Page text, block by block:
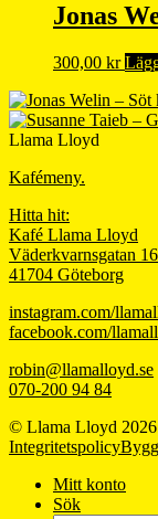
Jonas
300,00 kr
Llama Lloyd
Kafémeny.
Hitta hit:
Kafé Llama Lloyd
Väderkvarnsgatan
41704 Göteborg
instagram.com/
facebook.com/
robin@llamalloyd.se
070-200 94 84
© Llama Lloyd 2026
Integritetspolicy
Mitt konto
Sök